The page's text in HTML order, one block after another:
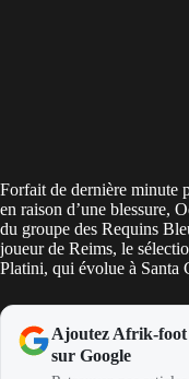
Forfait de dernière minute
en raison d’une blessure,
du groupe des Requins
joueur de Reims, le
Platini, qui évolue à Santa
Ajoutez Afrik-foot
sur Google